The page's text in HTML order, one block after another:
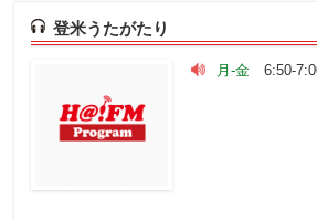
登米うたがたり
月-金 6:50-